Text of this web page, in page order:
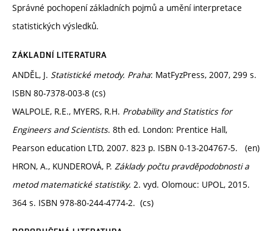
Správné pochopení základních pojmů a umění interpretace
statistických výsledků.
ZÁKLADNÍ LITERATURA
ANDĚL, J. Statistické metody. Praha: MatFyzPress, 2007, 299 s.
ISBN 80-7378-003-8 (cs)
WALPOLE, R.E., MYERS, R.H. Probability and Statistics for
Engineers and Scientists. 8th ed. London: Prentice Hall,
Pearson education LTD, 2007. 823 p. ISBN 0-13-204767-5. (en)
HRON, A., KUNDEROVÁ, P. Základy počtu pravděpodobnosti a
metod matematické statistiky. 2. vyd. Olomouc: UPOL, 2015.
364 s. ISBN 978-80-244-4774-2. (cs)